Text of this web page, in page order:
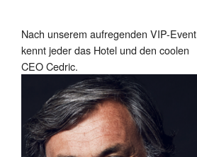
Nach unserem aufregenden VIP-Event
kennt jeder das Hotel und den coolen
CEO Cedric.